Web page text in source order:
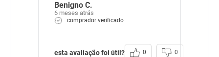
Benigno C.
6 meses atrás
comprador verificado
esta avaliação foi útil? 0 0